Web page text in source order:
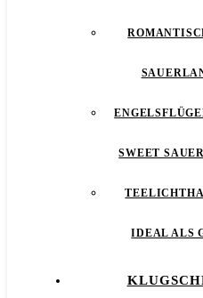
SWEET
IDEAL ALS